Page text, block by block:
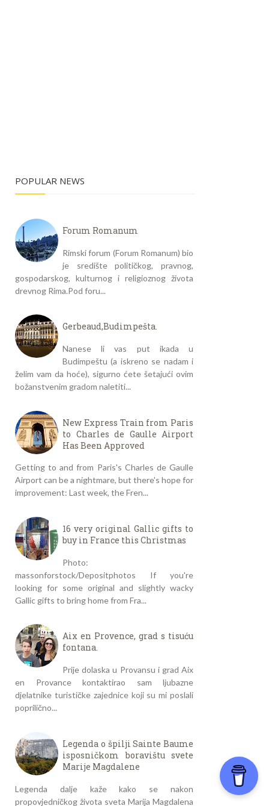
POPULAR NEWS
Forum Romanum
Rimski forum (Forum Romanum) bio
je središte političkog, pravnog,
gospodarskog, kulturnog i religioznog života
drevnog Rima.Pod foru...
Gerbeaud,Budimpešta.
Nanese li vas put ikada u
Budimpeštu (a iskreno se nadam i
želim vam da hoće), sigurno ćete šetajući ovim
božanstvenim gradom naletiti...
New Express Train from Paris
to Charles de Gaulle Airport
Has Been Approved
Getting to and from Paris's Charles de Gaulle
Airport can be a nightmare, but there's hope for
improvement: Last week, the Fren...
16 very original Gallic gifts to
buy in France this Christmas
Photo:
massonforstock/Depositphotos If you're
looking for some original and slightly wacky
Gallic gifts to bring home from Fra...
Aix en Provence, grad s tisuću
fontana.
Prije dolaska u Provansu i grad Aix
en Provance kontaktirao sam ljubazne
djelatnike turističke zajednice koji su mi poslali
poprilično...
Legenda o špilji Sainte Baume
isposničkom boravištu svete
Marije Magdalene
Legenda dalje kaže kako se nakon
propovjedničkog života sveta Marija Magdalena